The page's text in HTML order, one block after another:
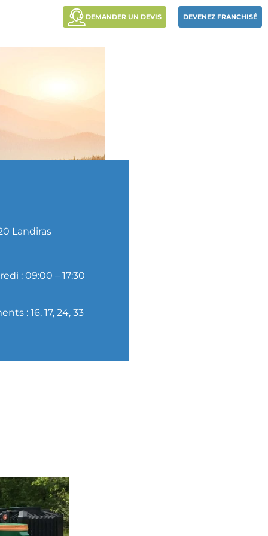
DEMANDER UN DEVIS DEVENEZ FRANCHISÉ
Landiras
: 09:00 – 17:30
: 16, 17, 24, 33